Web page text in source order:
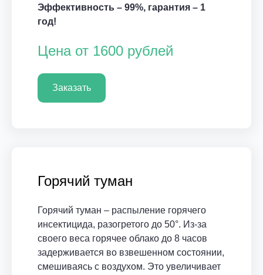
Эффективность – 99%, гарантия – 1
год!
Цена от 1600 рублей
Заказать
Горячий туман
Горячий туман – распыление горячего
инсектицида, разогретого до 50°. Из-за
своего веса горячее облако до 8 часов
задерживается во взвешенном состоянии,
смешиваясь с воздухом. Это увеличивает